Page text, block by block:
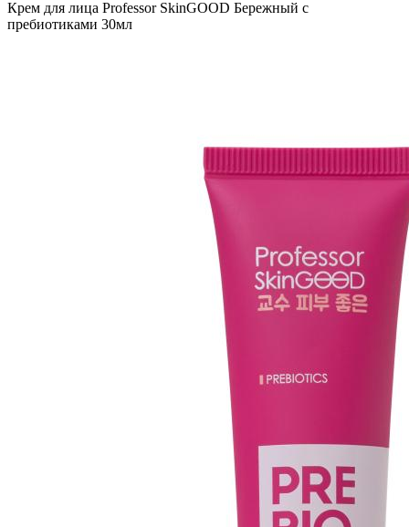
Крем для лица Professor SkinGOOD Бережный с
пребиотиками 30мл